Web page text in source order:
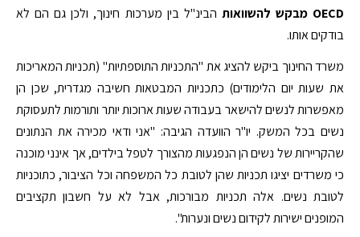
OECD מבקש להשוואות
הבינ"ל בין מערכות חינוך, ולכן גם הם לא
בודקים אותו.
משרד החינוך ביקש להציג את "התכניות התוספתיות" (תכניות המאריכות
את שעות יום הלימודים) כתכניות המבטאות חשיבה מגדרית, שכן הן
מאפשרות לנשים להישאר בעבודה שעות ארוכות יותר ותורמות לתעסוקת
נשים בכל המשק. יו"ר הוועדה הגיבה: "אני ודאי מכירה את הנתונים
שהקריירות של נשים הן הנפגעות מהצורך לטפל בילדים, אך אינני מוכנה
כי משרדים יציגו תכניות שהן לטובת כל המשפחה וכל הציבור, כתוכניות
לטובת נשים. אלה תכניות מבורכות, אבל לא על חשבון תקציבים
המופנים ישירות לקידום נשים ונערות".